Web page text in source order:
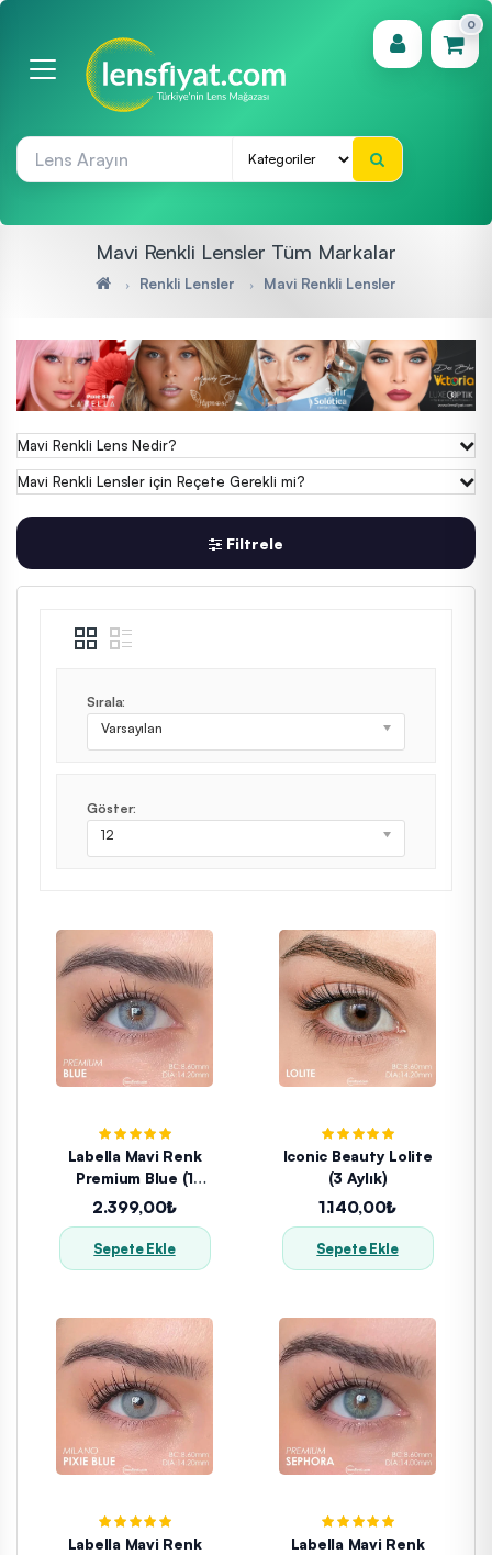
0
(0)
Mavi Renkli Lensler Tüm Markalar
Renkli Lensler Mavi Renkli Lensler
Mavi Renkli Lens Nedir?
Mavi Renkli Lensler için Reçete Gerekli mi?
Filtrele
Sırala:
Varsayılan
Göster:
12
Labella Mavi Renk
Premium Blue (1
Yıllık)
2.399,00₺
Sepete Ekle
Iconic Beauty Lolite
(3 Aylık)
1.140,00₺
Sepete Ekle
Labella Mavi Renk
Labella Mavi Renk